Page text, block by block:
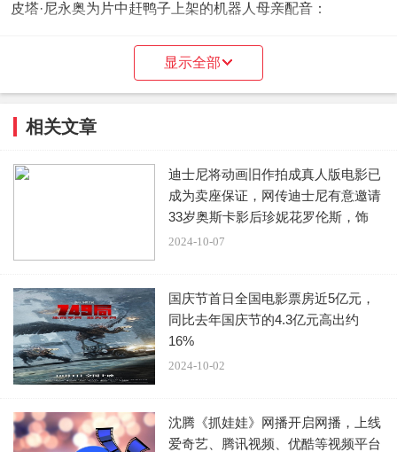
皮塔·尼永奥为片中赶鸭子上架的机器人母亲配音：
派拉蒙的《变形金刚：起源》上映两周滑落至第三，预
计第二周票房为930万美元。该片被誉为有史以来最佳汽车
人影片，却始终与票房冠军无缘，令人扼腕叹息。
显示全部
相关文章
迪士尼将动画旧作拍成真人版电影已
成为卖座保证，网传迪士尼有意邀请
33岁奥斯卡影后珍妮花罗伦斯，饰
演“
2024-10-07
国庆节首日全国电影票房近5亿元，
同比去年国庆节的4.3亿元高出约
16%
2024-10-02
沈腾《抓娃娃》网播开启网播，上线
爱奇艺、腾讯视频、优酷等视频平台